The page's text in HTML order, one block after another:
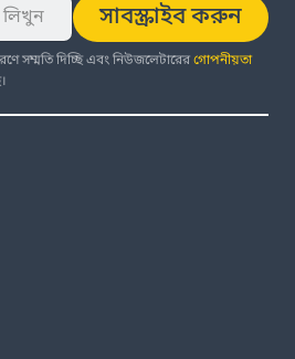
সাবস্ক্রাইব করুন
সম্মতি দিচ্ছি এবং নিউজলেটারেরগোপনীয়তা